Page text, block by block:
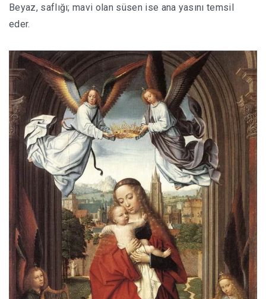
Beyaz, saflığı; mavi olan süsen ise ana yasını temsil
eder.